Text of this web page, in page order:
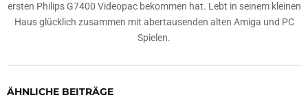
ersten Philips G7400 Videopac bekommen hat. Lebt in seinem kleinen
Haus glücklich zusammen mit abertausenden alten Amiga und PC
Spielen.
ÄHNLICHE BEITRÄGE